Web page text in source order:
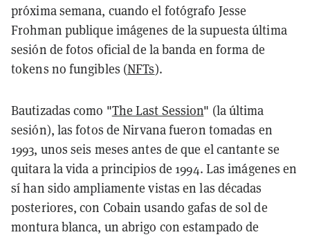
próxima semana, cuando el fotógrafo Jesse
Frohman publique imágenes de la supuesta última
sesión de fotos oficial de la banda en forma de
tokens no fungibles (NFTs).
Bautizadas como "The Last Session" (la última
sesión), las fotos de Nirvana fueron tomadas en
1993, unos seis meses antes de que el cantante se
quitara la vida a principios de 1994. Las imágenes en
sí han sido ampliamente vistas en las décadas
posteriores, con Cobain usando gafas de sol de
montura blanca, un abrigo con estampado de